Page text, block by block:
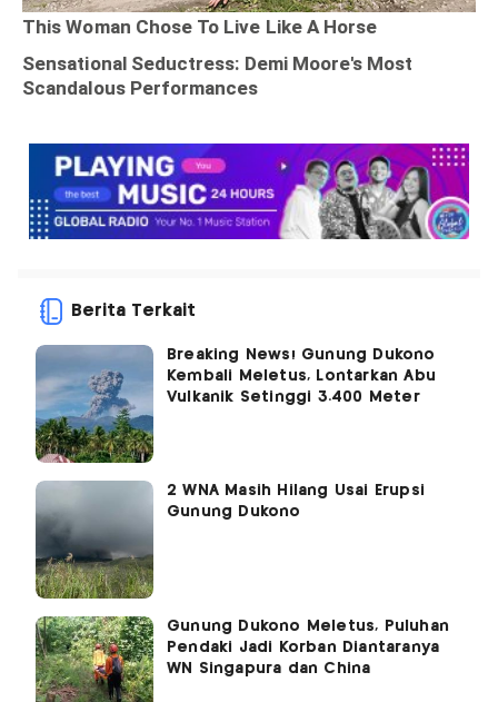
Berita Terkait
Breaking News! Gunung Dukono
Kembali Meletus, Lontarkan Abu
Vulkanik Setinggi 3.400 Meter
2 WNA Masih Hilang Usai Erupsi
Gunung Dukono
Gunung Dukono Meletus, Puluhan
Pendaki Jadi Korban Diantaranya
WN Singapura dan China